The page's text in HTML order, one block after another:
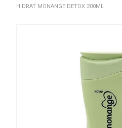
HIDRAT MONANGE DETOX 200ML